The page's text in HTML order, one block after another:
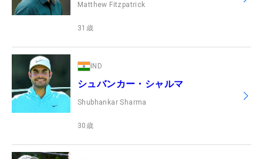
Matthew Fitzpatrick
31 歳
IND
シュバンカー・シャルマ
Shubhankar Sharma
30 歳